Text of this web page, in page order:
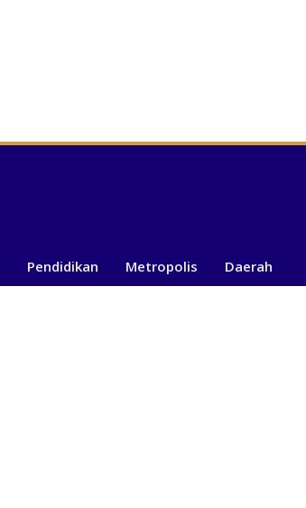
Pendidikan Metropolis Daerah